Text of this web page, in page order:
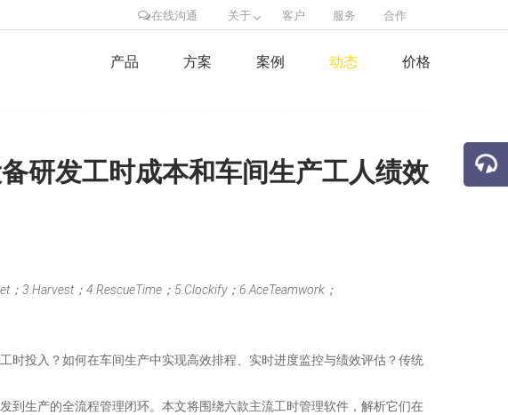
在线沟通 关于 客户 服务 合作
产品 方案 案例 动态 价格
研发工时成本和车间生产工人绩效
3.Harvest；4.RescueTime；5.Clockify；6.AceTeamwork；
时投入？如何在车间生产中实现高效排程、实时进度监控与绩效评估？传统
到生产的全流程管理闭环。本文将围绕六款主流工时管理软件，解析它们在